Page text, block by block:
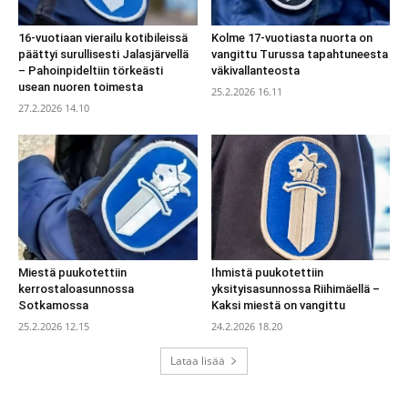
16-vuotiaan vierailu kotibileissä
päättyi surullisesti Jalasjärvellä
– Pahoinpideltiin törkeästi
usean nuoren toimesta
27.2.2026 14.10
Kolme 17-vuotiasta nuorta on
vangittu Turussa tapahtuneesta
väkivallanteosta
25.2.2026 16.11
Miestä puukotettiin
kerrostaloasunnossa
Sotkamossa
25.2.2026 12.15
Ihmistä puukotettiin
yksityisasunnossa Riihimäellä –
Kaksi miestä on vangittu
24.2.2026 18.20
Lataa lisää